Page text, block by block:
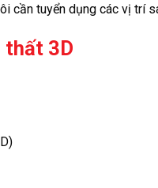
cần tuyển dụng các vị trí
thất 3D